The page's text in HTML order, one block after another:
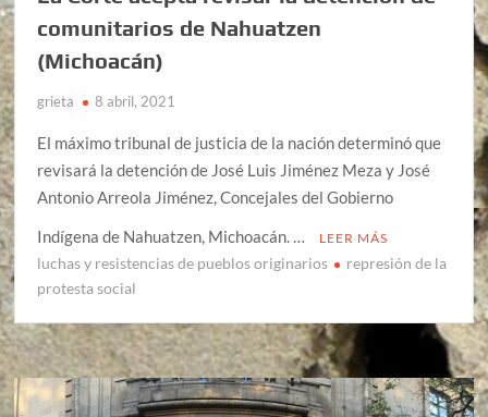
comunitarios de Nahuatzen
(Michoacán)
grieta 8 abril, 2021
El máximo tribunal de justicia de la nación determinó que
revisará la detención de José Luis Jiménez Meza y José
Antonio Arreola Jiménez, Concejales del Gobierno
Indígena de Nahuatzen, Michoacán. …
LEER MÁS
luchas y resistencias de pueblos originarios
represión de la
protesta social